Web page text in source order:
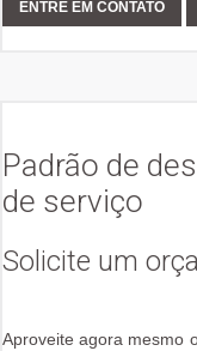
ENTRE EM CONTATO
Padrão de
de serviço
Solicite um
Aproveite agora mesmo